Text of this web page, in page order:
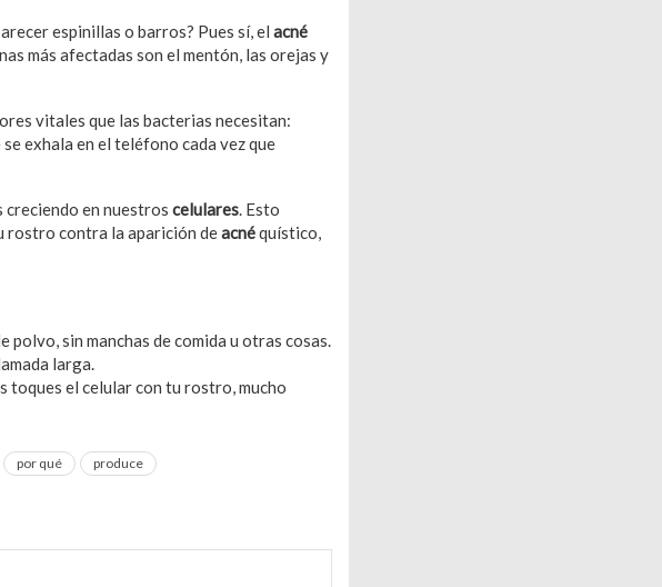
espinillas o barros? Pues sí, el acné
más afectadas son el mentón, las orejas y
vitales que las bacterias necesitan:
exhala en el teléfono cada vez que
en nuestros celulares. Esto
rostro contra la aparición deacnéquístico,
sin manchas de comida u otras cosas.
larga.
toques el celular con tu rostro, mucho
por qué produce